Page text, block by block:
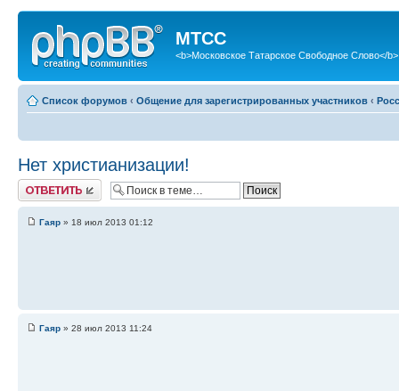
МТСС
<b>Московское Татарское Свободное Слово</b>
Список форумов ‹ Общение для зарегистрированных участников ‹
Нет христианизации!
Ответить
Гаяр » 18 июл 2013 01:12
Гаяр » 28 июл 2013 11:24